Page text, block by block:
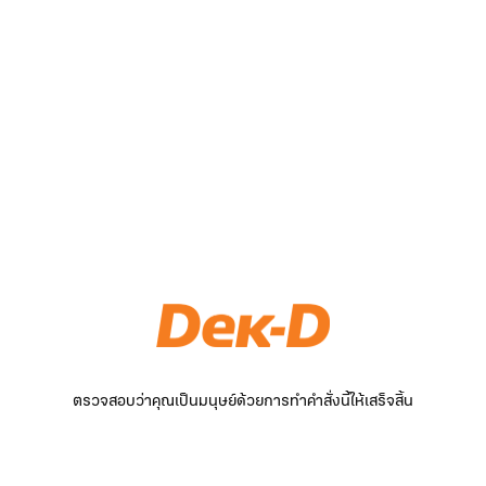
ตรวจสอบว่าคุณเป็นมนุษย์ด้วยการทำคำสั่งนี้ให้เสร็จสิ้น